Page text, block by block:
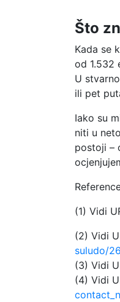
Što
Kada se
od 1.532
U
ili pet
Iako su
niti u
postoji –
(1) Vidi
(2) Vidi
suludo/
(3) Vidi
(4) Vidi